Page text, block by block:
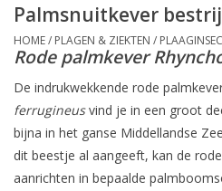
Plagen & Ziekten
Wildwering
Meststoffen en
Bodemverbeteraars
Palmsnuitkever
HOME/ PLAGEN & ZIEKTEN /
Rode palmkever
De indrukwekkende rode
ferrugineusvind je in een groot
bijna in het ganse Middellandse
dit beestje al aangeeft, kan de
aanrichten in bepaalde